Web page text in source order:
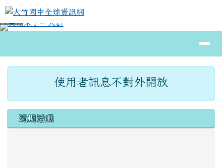
跳至主內容區
大竹國中全球資訊網
⏸
使用者訊息不對外開放
左邊區域內容
近期活動